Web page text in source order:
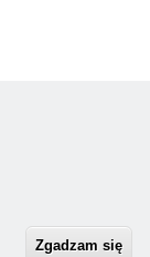
Państwem
Zgadzam się